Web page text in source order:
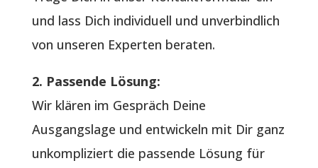
und lass Dich individuell und unverbindlich
von unseren Experten beraten.
2. Passende Lösung:
Wir klären im Gespräch Deine
Ausgangslage und entwickeln mit Dir ganz
unkompliziert die passende Lösung für